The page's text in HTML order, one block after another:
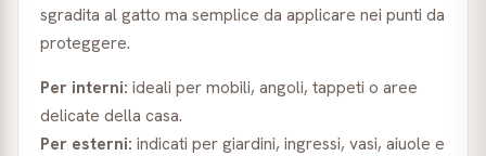
sgradita al gatto ma semplice da applicare nei punti da
proteggere.
Per interni: ideali per mobili, angoli, tappeti o aree
delicate della casa.
Per esterni: indicati per giardini, ingressi, vasi, aiuole e